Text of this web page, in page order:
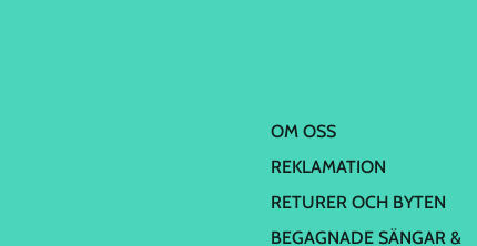
OM OSS
REKLAMATION
RETURER OCH BYTEN
BEGAGNADE SÄNGAR &